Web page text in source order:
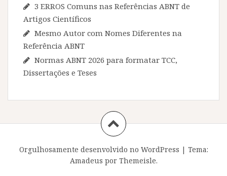
3 ERROS Comuns nas Referências ABNT de
Artigos Científicos
Mesmo Autor com Nomes Diferentes na
Referência ABNT
Normas ABNT 2026 para formatar TCC,
Dissertações e Teses
Orgulhosamente desenvolvido no WordPress | Tema:
Amadeus por Themeisle.